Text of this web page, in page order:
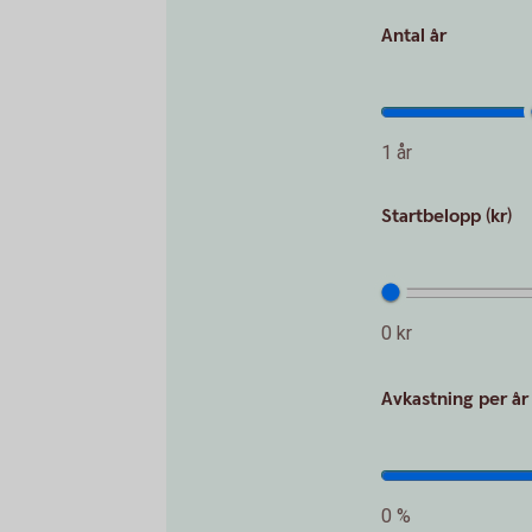
Antal år
1 år
Startbelopp (kr)
0 kr
Avkastning per år
0 %